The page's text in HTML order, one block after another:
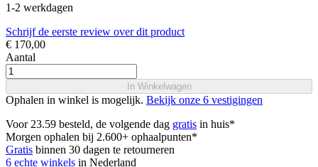
1-2 werkdagen
Schrijf de eerste review over dit product
€ 170,00
Aantal
In Winkelwagen
Ophalen in winkel is mogelijk. Bekijk onze 6 vestigingen
Voor 23.59 besteld, de volgende dag gratis in huis*
Morgen ophalen bij 2.600+ ophaalpunten*
Gratis binnen 30 dagen te retourneren
6 echte winkels in Nederland